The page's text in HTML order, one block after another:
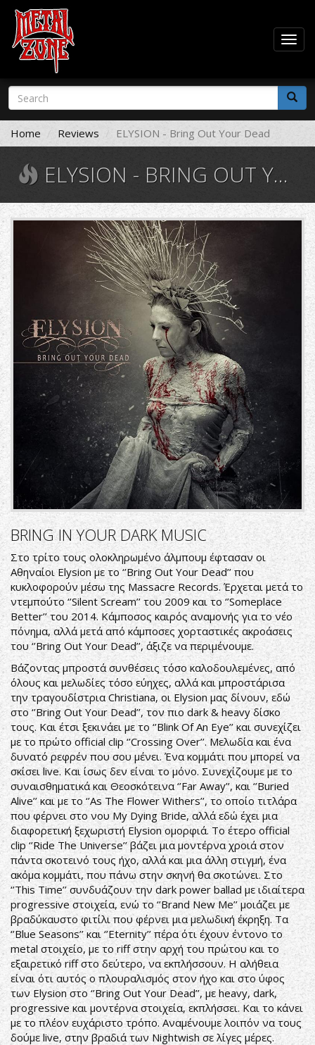
Skip
main
content
Search
form
Search
Home Reviews ELYSION - Bring Out Your Dead
ELYSION - BRING OUT YOUR DEAD
BRING IN YOUR DARK MUSIC
Στο τρίτο τους ολοκληρωμένο άλμπουμ έφτασαν οι
Αθηναίοι Elysion με το ‘’Bring Out Your Dead’’ που
κυκλοφορούν μέσω της Massacre Records. Έρχεται μετά το
ντεμπούτο ‘’Silent Scream’’ του 2009 και το ‘’Someplace
Better’’ του 2014. Κάμποσος καιρός αναμονής για το νέο
πόνημα, αλλά μετά από κάμποσες χορταστικές ακροάσεις
του ‘’Bring Out Your Dead’’, άξιζε να περιμένουμε.
Βάζοντας μπροστά συνθέσεις τόσο καλοδουλεμένες, από
όλους και μελωδίες τόσο εύηχες, αλλά και μπροστάρισα
την τραγουδίστρια Christiana, οι Elysion μας δίνουν, εδώ
στο ‘’Bring Out Your Dead’’, τον πιο dark & heavy δίσκο
τους. Και έτσι ξεκινάει με το ‘’Blink Of An Eye’’ και συνεχίζει
με το πρώτο official clip ‘’Crossing Over’’. Μελωδία και ένα
δυνατό ρεφρέν που σου μένει. Ένα κομμάτι που μπορεί να
σκίσει live. Και ίσως δεν είναι το μόνο. Συνεχίζουμε με το
συναισθηματικά και Θεοσκότεινα ‘’Far Away’’, και ‘’Buried
Alive’’ και με το ‘’As The Flower Withers’’, το οποίο τιτλάρα
που φέρνει στο νου My Dying Bride, αλλά εδώ έχει μια
διαφορετική ξεχωριστή Elysion ομορφιά. Το έτερο official
clip ‘’Ride The Universe’’ βάζει μια μοντέρνα χροιά στον
πάντα σκοτεινό τους ήχο, αλλά και μια άλλη στιγμή, ένα
ακόμα κομμάτι, που πάνω στην σκηνή θα σκοτώνει. Στο
‘’This Time’’ συνδυάζουν την dark power ballad με ιδιαίτερα
progressive στοιχεία, ενώ το ‘’Brand New Me’’ μοιάζει με
βραδύκαυστο φιτίλι που φέρνει μια μελωδική έκρηξη. Τα
‘’Blue Seasons’’ και ‘’Eternity’’ πέρα ότι έχουν έντονο το
metal στοιχείο, με το riff στην αρχή του πρώτου και το
εξαιρετικό riff στο δεύτερο, να εκπλήσσουν. Η αλήθεια
είναι ότι αυτός ο πλουραλισμός στον ήχο και στο ύφος
των Elysion στο ‘’Bring Out Your Dead’’, με heavy, dark,
progressive και μοντέρνα στοιχεία, εκπλήσσει. Και το κάνει
με το πλέον ευχάριστο τρόπο. Αναμένουμε λοιπόν να τους
δούμε live, στην βραδιά των Nightwish σε λίγες μέρες.